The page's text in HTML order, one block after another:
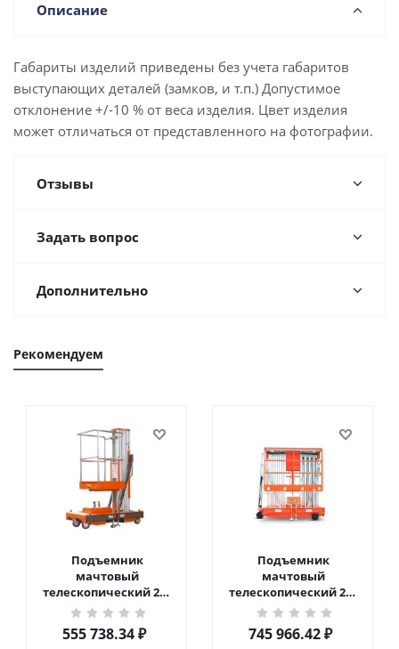
Описание
Габариты изделий приведены без учета габаритов
выступающих деталей (замков, и т.п.) Допустимое
отклонение +/-10 % от веса изделия. Цвет изделия
может отличаться от представленного на фотографии.
Отзывы
Задать вопрос
Дополнительно
Рекомендуем
Подъемник
мачтовый
телескопический 200
кг 6 м TOR GTWY6-200S
DC 2-мачтовый
(автономный) (G) в
555 738.34₽
Подъемник
мачтовый
телескопический 200
кг 10 м TOR GTWY10-
200S DC 2-мачтовый
(автономный) (N) в
745 966.42₽